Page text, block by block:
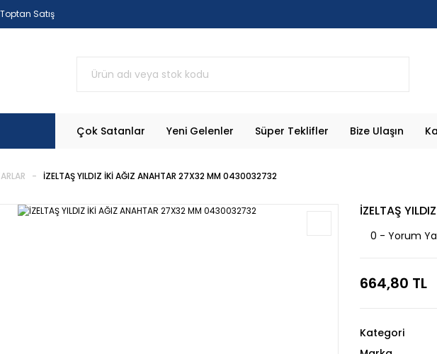
Satış
Çok Satanlar Yeni Gelenler Süper Teklifler Bize Ulaşın
İZELTAŞ YILDIZ İKİ AĞIZ ANAHTAR 27X32 MM 0430032732
İZELTAŞ
0 - Yorum
664,80 TL
Kategori